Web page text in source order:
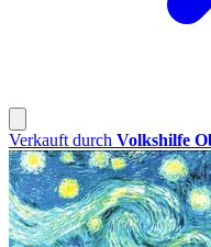
Verkauft durch Volkshilfe